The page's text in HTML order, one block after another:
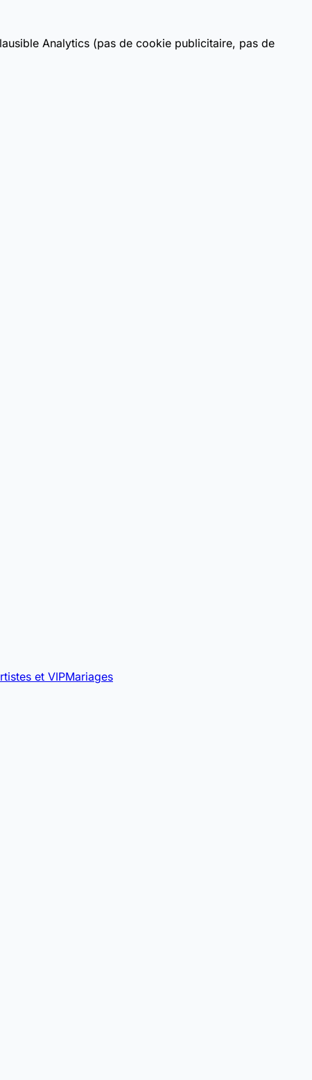
Analytics (pas de cookie publicitaire, pas de
et VIPMariages